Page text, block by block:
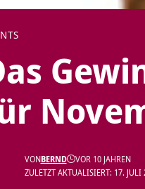
ZULETZT AKTUALISIERT: 17. JULI
VONBERND VOR 10 JAHREN